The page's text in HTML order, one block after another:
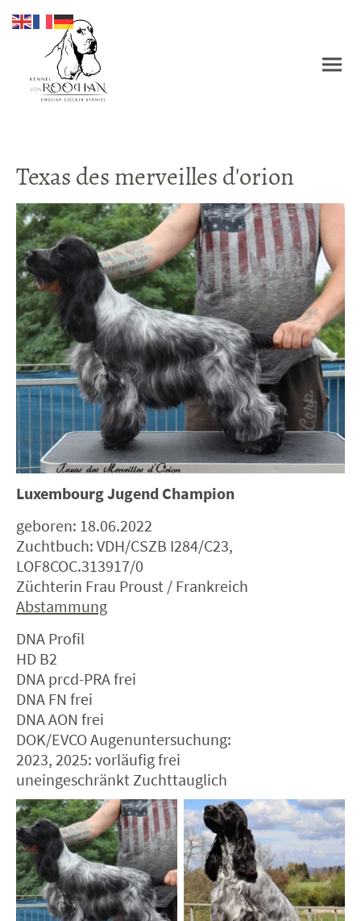
Texas des merveilles d'orion
Luxembourg Jugend Champion
geboren: 18.06.2022
Zuchtbuch: VDH/CSZB I284/C23,
LOF8COC.313917/0
Züchterin Frau Proust / Frankreich
Abstammung
DNA Profil
HD B2
DNA prcd-PRA frei
DNA FN frei
DNA AON frei
DOK/EVCO Augenuntersuchung:
2023, 2025: vorläufig frei
uneingeschränkt Zuchttauglich